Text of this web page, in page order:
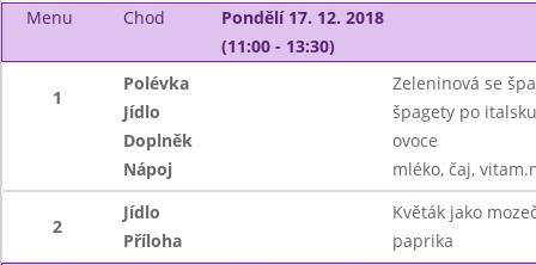
Menu Chod
Pondělí 17. 12. 2018
(11:00 - 13:30)
1
Polévka
Zeleninová se
Jídlo
špagety po
Doplněk
ovoce
Nápoj
mléko, čaj,
2
Jídlo
Květák jako
Příloha
paprika